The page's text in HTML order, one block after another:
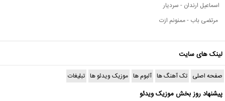
اسماعیل ارندان - سردیار
مرتضی باب - ممنونم ازت
لینک های سایت
صفحه اصلی تک آهنگ ها آلبوم ها موزیک ویدئو ها تبلیغات
پیشنهاد روز بخش موزیک ویدئو